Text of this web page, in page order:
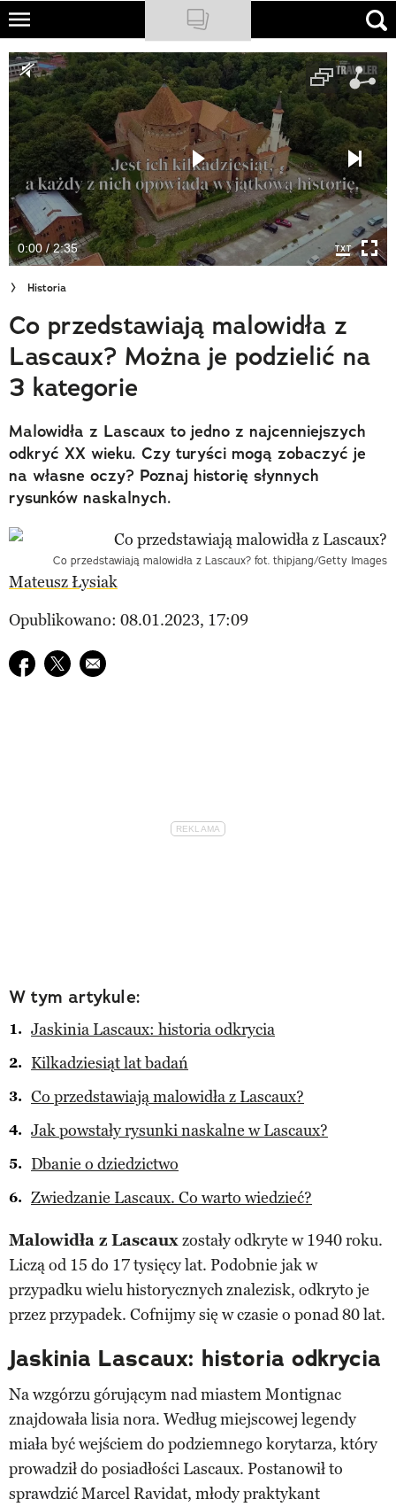
Skip
main
content
NATIONAL GEOGRAPHIC
TRAVELER
PODCASTY
Sklep
Newsletter
Cuda Polski
Wielki Konkurs Fotograficzny
Trendbook Podróżniczy
Polecane
0:00 / 2:35
Historia
Co przedstawiają malowidła z
Lascaux? Można je podzielić na
3 kategorie
Malowidła z Lascaux to jedno z najcenniejszych
odkryć XX wieku. Czy turyści mogą zobaczyć je
na własne oczy? Poznaj historię słynnych
rysunków naskalnych.
Co przedstawiają malowidła z Lascaux? fot. thipjang/Getty Images
Mateusz Łysiak
Opublikowano: 08.01.2023, 17:09
Udostępnij na facebook
Udostępnij na twitter
E-mail do przyjaciela
W tym artykule:
Jaskinia Lascaux: historia odkrycia
Kilkadziesiąt lat badań
Co przedstawiają malowidła z Lascaux?
Jak powstały rysunki naskalne w Lascaux?
Dbanie o dziedzictwo
Zwiedzanie Lascaux. Co warto wiedzieć?
Malowidła z Lascauxzostały odkryte w 1940 roku.
Liczą od 15 do 17 tysięcy lat. Podobnie jak w
przypadku wielu historycznych znalezisk, odkryto je
przez przypadek. Cofnijmy się w czasie o ponad 80 lat.
Jaskinia Lascaux: historia odkrycia
Na wzgórzu górującym nad miastem Montignac
znajdowała lisia nora. Według miejscowej legendy
miała być wejściem do podziemnego korytarza, który
prowadził do posiadłości Lascaux. Postanowił to
sprawdzić Marcel Ravidat, młody praktykant